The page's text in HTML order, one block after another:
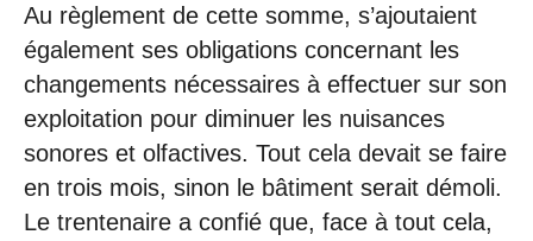
Au règlement de cette somme, s’ajoutaient
également ses obligations concernant les
changements nécessaires à effectuer sur son
exploitation pour diminuer les nuisances
sonores et olfactives. Tout cela devait se faire
en trois mois, sinon le bâtiment serait démoli.
Le trentenaire a confié que, face à tout cela,